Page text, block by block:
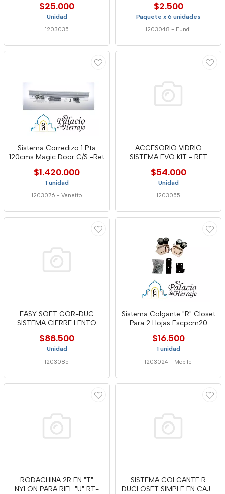
$25.000
Unidad
1203035
$2.500
Paquete x 6 unidades
1203048 - Fundi
Sistema Corredizo 1 Pta
120cms Magic Door C/S -Ret
$1.420.000
1 unidad
1203076 - Venetto
ACCESORIO VIDRIO
SISTEMA EVO KIT - RET
$54.000
Unidad
1203055
EASY SOFT GOR-DUC
SISTEMA CIERRE LENTO
$88.500
Unidad
1203085
Sistema Colgante "R" Closet
Para 2 Hojas Fscpcm20
$16.500
1 unidad
1203024 - Mobile
RODACHINA 2R EN "T"
NYLON PARA RIEL "U" RT-
SISTEMA COLGANTE R
DUCLOSET SIMPLE EN CAJA